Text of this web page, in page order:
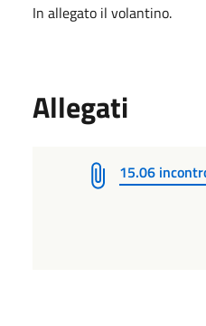
In allegato il volantino.
Allegati
15.06